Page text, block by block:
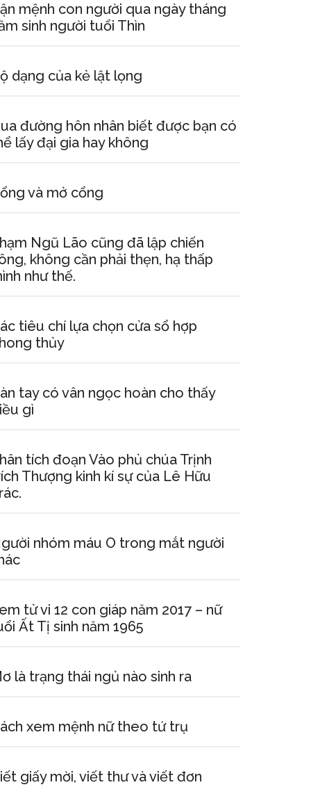
mệnh con người qua ngày tháng
sinh người tuổi Thìn
dạng của kẻ lật lọng
đường hôn nhân biết được bạn có
lấy đại gia hay không
và mở cổng
Ngũ Lão cũng đã lập chiến
không cần phải thẹn, hạ thấp
như thế.
tiêu chí lựa chọn cửa sổ hợp
thủy
tay có vân ngọc hoàn cho thấy
gì
tích đoạn Vào phủ chúa Trịnh
Thượng kinh kí sự của Lê Hữu
nhóm máu O trong mắt người
tử vi 12 con giáp năm 2017 – nữ
Ất Tị sinh năm 1965
là trạng thái ngủ nào sinh ra
xem mệnh nữ theo tứ trụ
giấy mời, viết thư và viết đơn